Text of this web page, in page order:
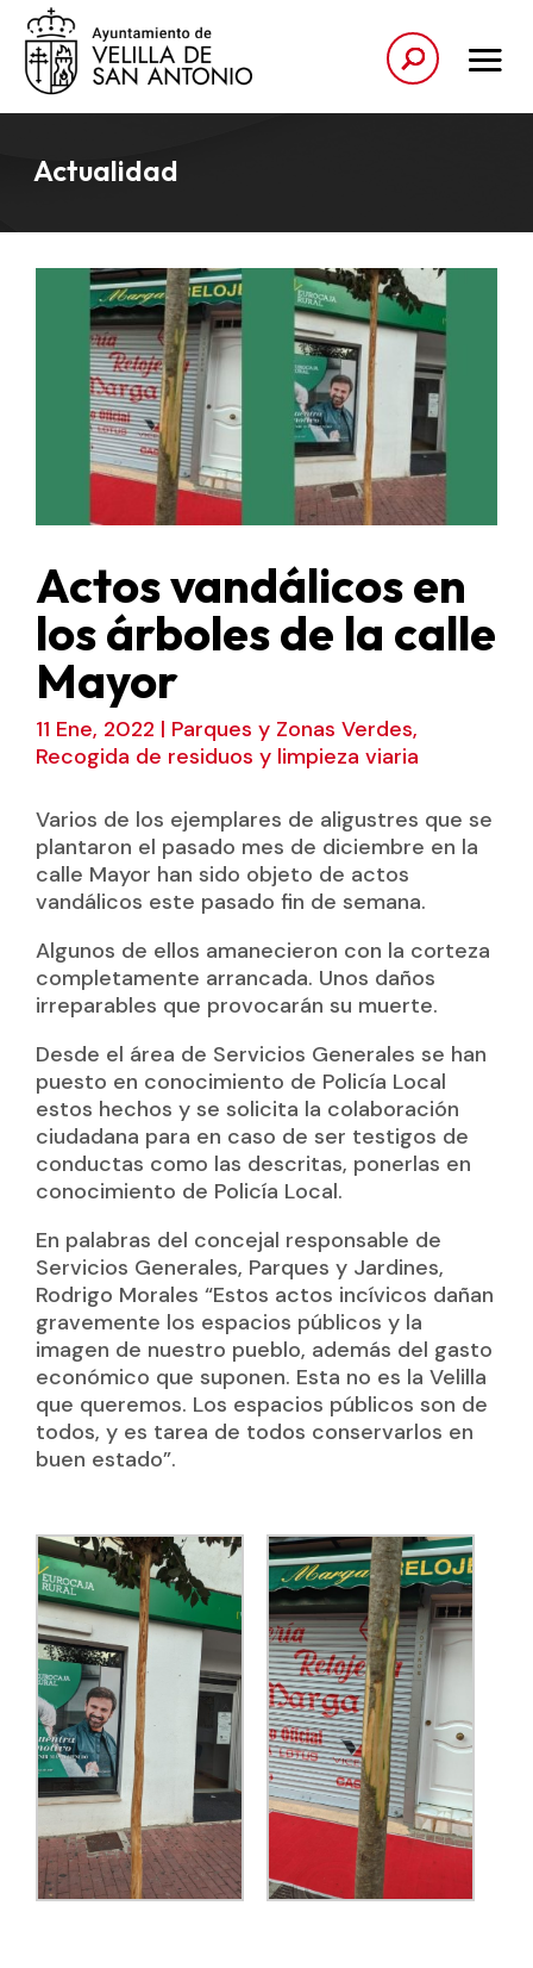
Actualidad
Actos vandálicos en
los árboles de la calle
Mayor
11 Ene, 2022 | Parques y Zonas Verdes,
Recogida de residuos y limpieza viaria
Varios de los ejemplares de aligustres que se
plantaron el pasado mes de diciembre en la
calle Mayor han sido objeto de actos
vandálicos este pasado fin de semana.
Algunos de ellos amanecieron con la corteza
completamente arrancada. Unos daños
irreparables que provocarán su muerte.
Desde el área de Servicios Generales se han
puesto en conocimiento de Policía Local
estos hechos y se solicita la colaboración
ciudadana para en caso de ser testigos de
conductas como las descritas, ponerlas en
conocimiento de Policía Local.
En palabras del concejal responsable de
Servicios Generales, Parques y Jardines,
Rodrigo Morales “Estos actos incívicos dañan
gravemente los espacios públicos y la
imagen de nuestro pueblo, además del gasto
económico que suponen. Esta no es la Velilla
que queremos. Los espacios públicos son de
todos, y es tarea de todos conservarlos en
buen estado”.